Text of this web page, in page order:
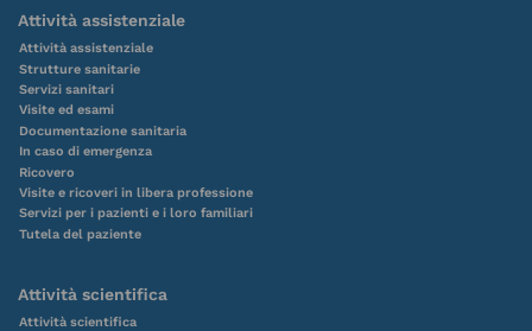
Attività assistenziale
Attività assistenziale
Strutture sanitarie
Servizi sanitari
Visite ed esami
Documentazione sanitaria
In caso di emergenza
Ricovero
Visite e ricoveri in libera professione
Servizi per i pazienti e i loro familiari
Tutela del paziente
Attività scientifica
Attività scientifica